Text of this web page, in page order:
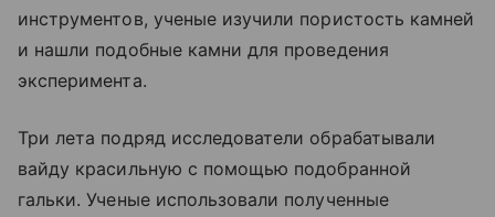
инструментов, ученые изучили пористость камней
и нашли подобные камни для проведения
эксперимента.
Три лета подряд исследователи обрабатывали
вайду красильную с помощью подобранной
гальки. Ученые использовали полученные